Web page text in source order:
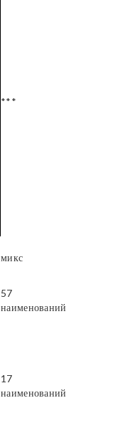
***
микс
57
наименований
17
наименований